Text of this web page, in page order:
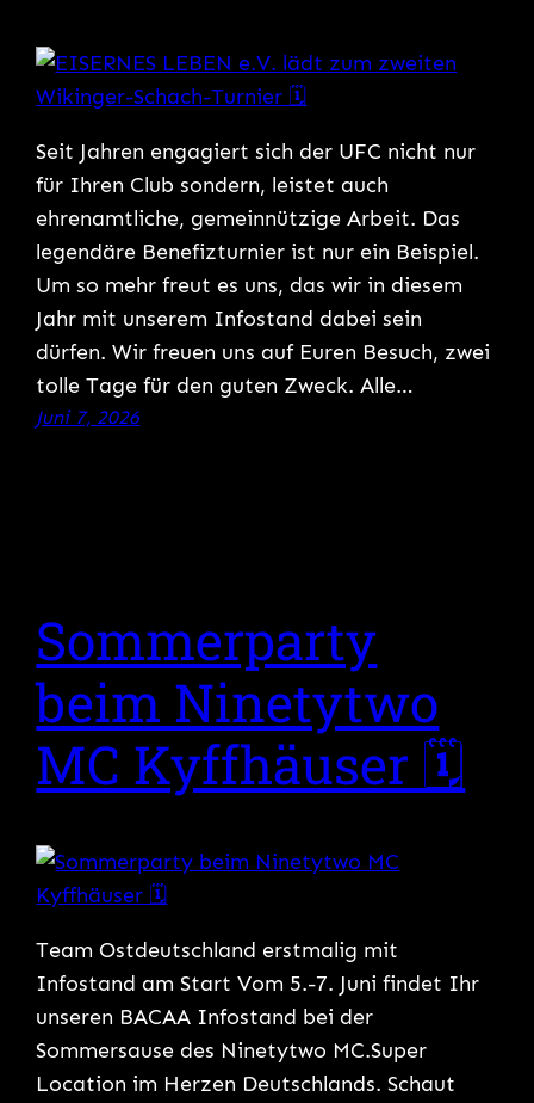
Seit Jahren engagiert sich der UFC nicht nur
für Ihren Club sondern, leistet auch
ehrenamtliche, gemeinnützige Arbeit. Das
legendäre Benefizturnier ist nur ein Beispiel.
Um so mehr freut es uns, das wir in diesem
Jahr mit unserem Infostand dabei sein
dürfen. Wir freuen uns auf Euren Besuch, zwei
tolle Tage für den guten Zweck. Alle…
Juni 7, 2026
Sommerparty
beim Ninetytwo
MC Kyffhäuser 🗓
Team Ostdeutschland erstmalig mit
Infostand am Start Vom 5.-7. Juni findet Ihr
unseren BACAA Infostand bei der
Sommersause des Ninetytwo MC.Super
Location im Herzen Deutschlands. Schaut